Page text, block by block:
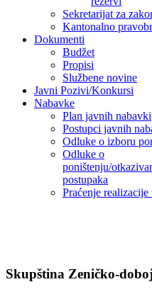
Sekretarijat za
Kantonalno
Dokumenti
Budžet
Propisi
Službene novine
Javni Pozivi/Konkursi
Nabavke
Plan javnih nabavki
Postupci javnih
Odluke o izboru
Odluke o
poništenju/
postupaka
Praćenje realizacije
Skupština Zeničko-